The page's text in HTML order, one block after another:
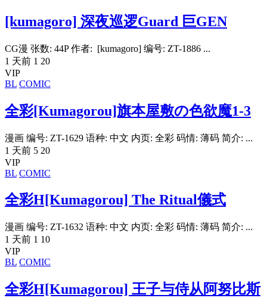
[kumagoro] 深夜巡逻Guard 巨GEN
CG漫 张数: 44P 作者: [kumagoro] 编号: ZT-1886 ...
1 天前 1 20
VIP
BL COMIC
全彩[Kumagorou]旗本屋敷の色欲魔1-3
漫画 编号: ZT-1629 语种: 中文 内页: 全彩 码情: 薄码 简介: ...
1 天前 5 20
VIP
BL COMIC
全彩H[Kumagorou] The Ritual儀式
漫画 编号: ZT-1632 语种: 中文 内页: 全彩 码情: 薄码 简介: ...
1 天前 1 10
VIP
BL COMIC
全彩H[Kumagorou] 王子与侍从阿努比斯